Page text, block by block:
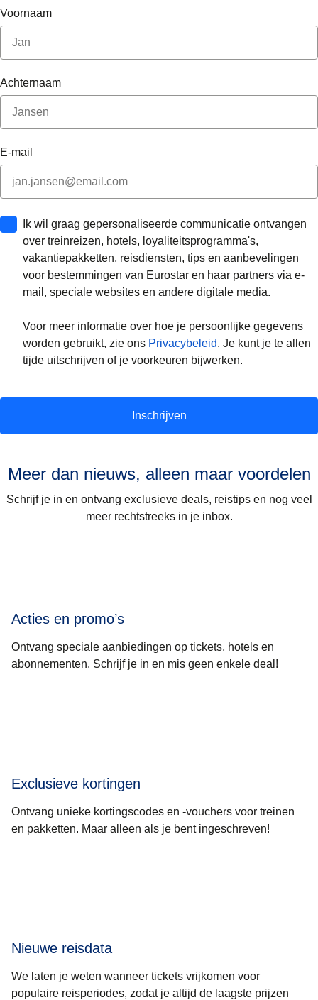
Voornaam
Achternaam
E-mail
Ik wil graag gepersonaliseerde communicatie ontvangen
over treinreizen, hotels, loyaliteitsprogramma's,
vakantiepakketten, reisdiensten, tips en aanbevelingen
voor bestemmingen van Eurostar en haar partners via e-
mail, speciale websites en andere digitale media.
Voor meer informatie over hoe je persoonlijke gegevens
worden gebruikt, zie ons Privacybeleid. Je kunt je te allen
tijde uitschrijven of je voorkeuren bijwerken.
Inschrijven
Meer dan nieuws, alleen maar voordelen
Schrijf je in en ontvang exclusieve deals, reistips en nog veel
meer rechtstreeks in je inbox.
Acties en promo’s
Ontvang speciale aanbiedingen op tickets, hotels en
abonnementen. Schrijf je in en mis geen enkele deal!
Exclusieve kortingen
Ontvang unieke kortingscodes en -vouchers voor treinen
en pakketten. Maar alleen als je bent ingeschreven!
Nieuwe reisdata
We laten je weten wanneer tickets vrijkomen voor
populaire reisperiodes, zodat je altijd de laagste prijzen